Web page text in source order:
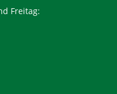
Freitag: